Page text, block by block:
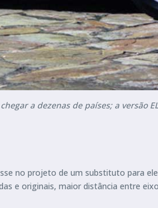
a dezenas de países; a versão
no projeto de um substituto para
e originais, maior distância entre